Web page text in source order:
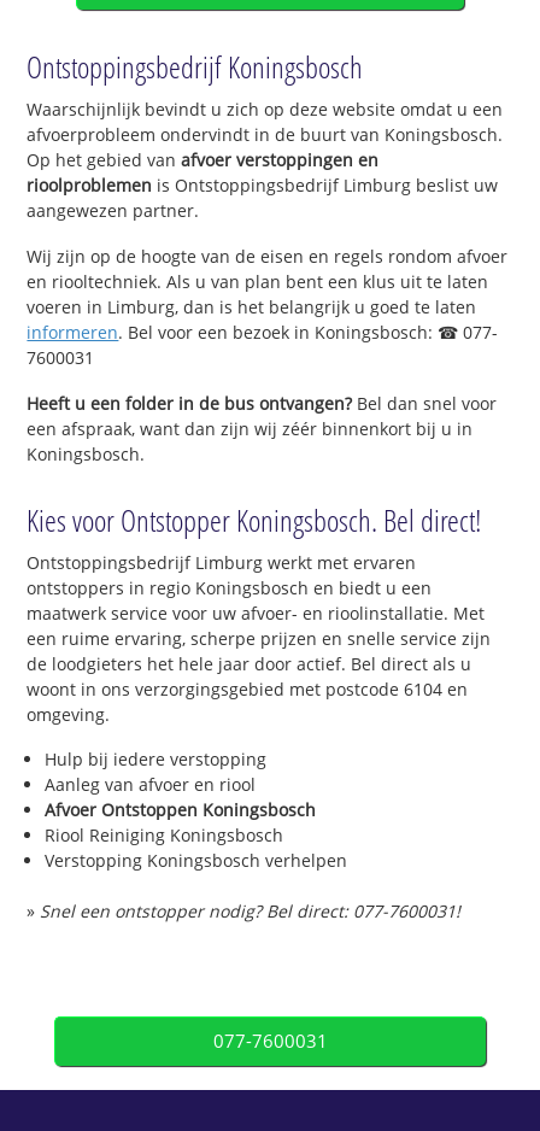
Ontstoppingsbedrijf Koningsbosch
Waarschijnlijk bevindt u zich op deze website omdat u een
afvoerprobleem ondervindt in de buurt van Koningsbosch.
Op het gebied vanafvoer verstoppingen en
rioolproblemen is Ontstoppingsbedrijf Limburg beslist uw
aangewezen partner.
Wij zijn op de hoogte van de eisen en regels rondom afvoer
en riooltechniek. Als u van plan bent een klus uit te laten
voeren in Limburg, dan is het belangrijk u goed te laten
informeren. Bel voor een bezoek in Koningsbosch: ☎ 077-
7600031
Heeft u een folder in de bus ontvangen?Bel dan snel voor
een afspraak, want dan zijn wij zéér binnenkort bij u in
Koningsbosch.
Kies voor Ontstopper Koningsbosch. Bel direct!
Ontstoppingsbedrijf Limburg werkt met ervaren
ontstoppers in regio Koningsbosch en biedt u een
maatwerk service voor uw afvoer- en rioolinstallatie. Met
een ruime ervaring, scherpe prijzen en snelle service zijn
de loodgieters het hele jaar door actief. Bel direct als u
woont in ons verzorgingsgebied met postcode 6104 en
omgeving.
Hulp bij iedere verstopping
Aanleg van afvoer en riool
Afvoer Ontstoppen Koningsbosch
Riool Reiniging Koningsbosch
Verstopping Koningsbosch verhelpen
» Snel een ontstopper nodig? Bel direct: 077-7600031!
077-7600031